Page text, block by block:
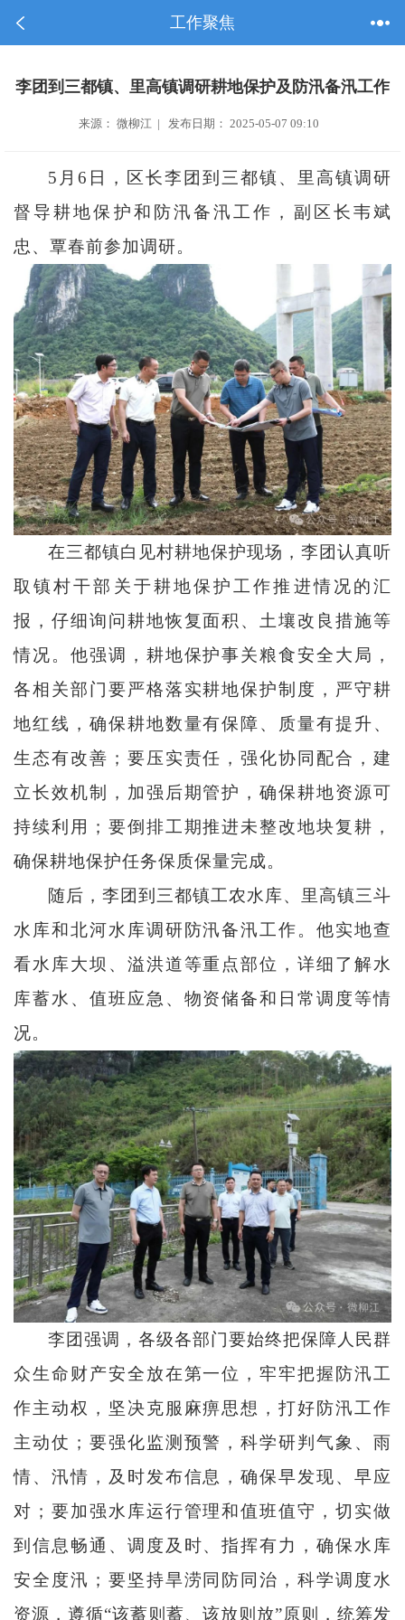
工作聚焦
李团到三都镇、里高镇调研耕地保护及防汛备汛工作
来源： 微柳江 | 发布日期： 2025-05-07 09:10
5月6日，区长李团到三都镇、里高镇调研
督导耕地保护和防汛备汛工作，副区长韦斌
忠、覃春前参加调研。
在三都镇白见村耕地保护现场，李团认真听
取镇村干部关于耕地保护工作推进情况的汇
报，仔细询问耕地恢复面积、土壤改良措施等
情况。他强调，耕地保护事关粮食安全大局，
各相关部门要严格落实耕地保护制度，严守耕
地红线，确保耕地数量有保障、质量有提升、
生态有改善；要压实责任，强化协同配合，建
立长效机制，加强后期管护，确保耕地资源可
持续利用；要倒排工期推进未整改地块复耕，
确保耕地保护任务保质保量完成。
随后，李团到三都镇工农水库、里高镇三斗
水库和北河水库调研防汛备汛工作。他实地查
看水库大坝、溢洪道等重点部位，详细了解水
库蓄水、值班应急、物资储备和日常调度等情
况。
李团强调，各级各部门要始终把保障人民群
众生命财产安全放在第一位，牢牢把握防汛工
作主动权，坚决克服麻痹思想，打好防汛工作
主动仗；要强化监测预警，科学研判气象、雨
情、汛情，及时发布信息，确保早发现、早应
对；要加强水库运行管理和值班值守，切实做
到信息畅通、调度及时、指挥有力，确保水库
安全度汛；要坚持旱涝同防同治，科学调度水
资源，遵循“该蓄则蓄、该放则放”原则，统筹发